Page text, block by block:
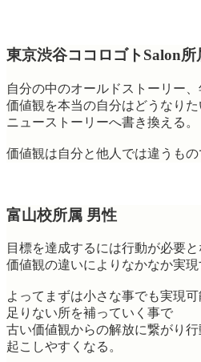
東京渋谷ココロゴトSalon所
自分の中のオールドストーリー
価値観を本当の自分はどうなり
ニューストーリーへ書き換える。
価値観は自分と他人では違うもの
富山校所属 男性
目標を達成するには行動が必要
価値観の違いによりなかなか実現
よってまずは小さな事でも実現
足りない所を補っていく事で
古い価値観からの解放に繋がり行
起こしやすくなる。